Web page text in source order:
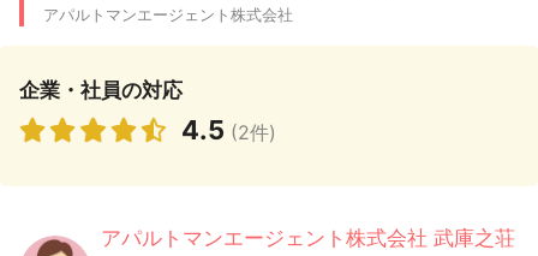
アパルトマンエージェント株式会社
企業・社員の対応
4.5 (2件)
アパルトマンエージェント株式会社 武庫之荘